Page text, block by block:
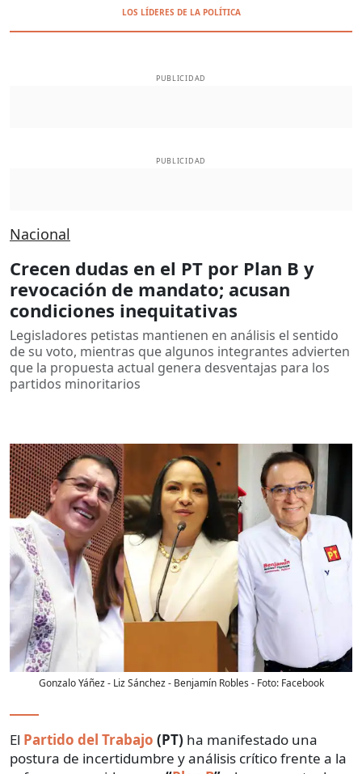
LOS LÍDERES DE LA POLÍTICA
PUBLICIDAD
PUBLICIDAD
Nacional
Crecen dudas en el PT por Plan B y
revocación de mandato; acusan
condiciones inequitativas
Legisladores petistas mantienen en análisis el sentido
de su voto, mientras que algunos integrantes advierten
que la propuesta actual genera desventajas para los
partidos minoritarios
Gonzalo Yáñez - Liz Sánchez - Benjamín Robles - Foto: Facebook
El Partido del Trabajo (PT) ha manifestado una
postura de incertidumbre y análisis crítico frente a la